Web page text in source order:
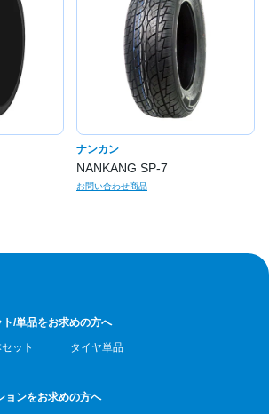
ナンカン
NANKANG SP-7
お問い合わせ商品
ト/単品をお求めの方へ
ット
タイヤ単品
ョンをお求めの方へ